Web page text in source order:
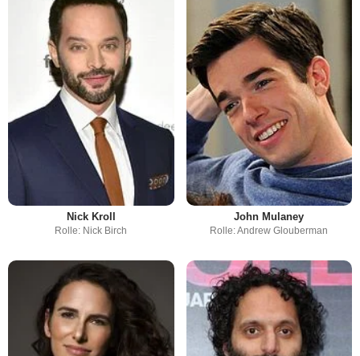
Nick Kroll
Rolle: Nick Birch
John Mulaney
Rolle: Andrew Glouberman